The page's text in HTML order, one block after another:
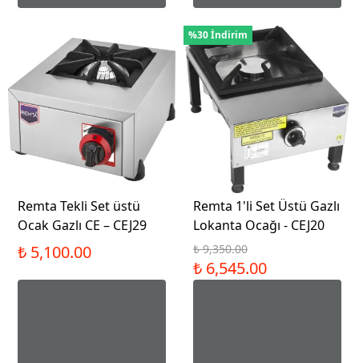
Remta Tekli Set üstü
Ocak Gazlı CE – CEJ29
₺ 5,100.00
%30 İndirim
Remta 1'li Set Üstü Gazlı
Lokanta Ocağı - CEJ20
₺ 9,350.00
₺ 6,545.00